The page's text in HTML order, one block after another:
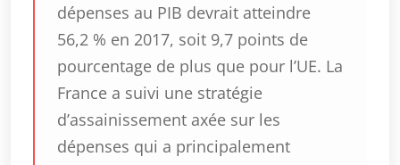
dépenses au PIB devrait atteindre
56,2 % en 2017, soit 9,7 points de
pourcentage de plus que pour l’UE. La
France a suivi une stratégie
d’assainissement axée sur les
dépenses qui a principalement